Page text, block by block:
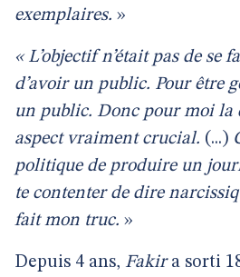
exemplaires. »
« L’objectif n’était pas de se
d’avoir un public. Pour être
un public. Donc pour moi la
aspect vraiment crucial. (...)
politique de produire un
te contenter de dire
fait mon truc. »
Depuis 4 ans, Fakira sorti